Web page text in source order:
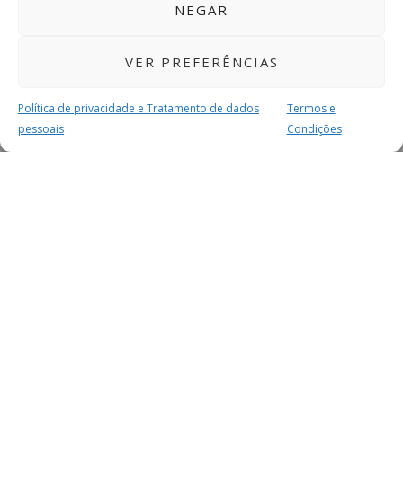
NEGAR
VER PREFERÊNCIAS
Política de privacidade e Tratamento de dados
pessoais
Termos e
Condições